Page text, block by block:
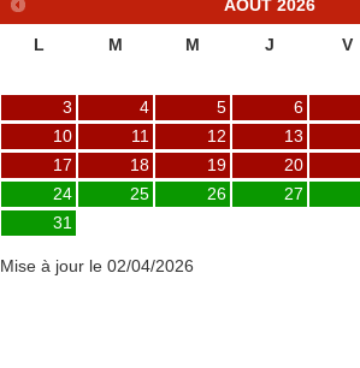
AOÛT 2026
L M M J V
3
4 5 6
10
11 12 13
17
18 19 20
24
25 26 27
31
Mise à jour le 02/04/2026